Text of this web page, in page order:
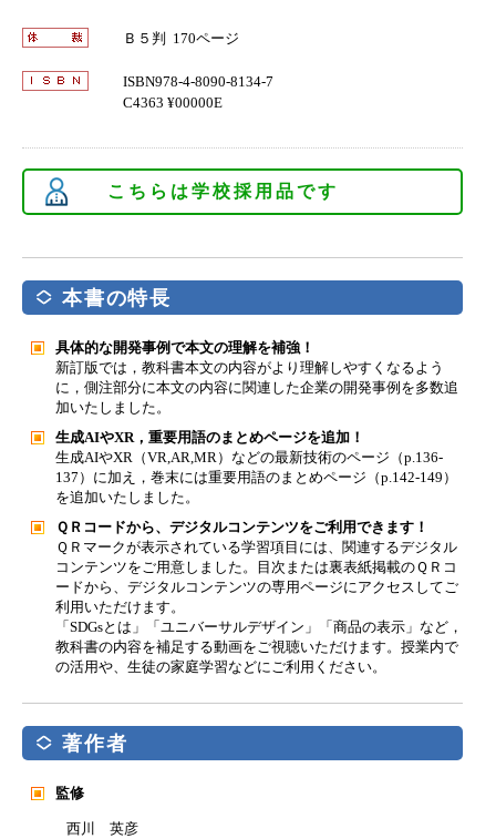
Ｂ５判 170ページ
ISBN978-4-8090-8134-7
C4363 ¥00000E
こちらは学校採用品です
本書の特長
具体的な開発事例で本文の理解を補強！
新訂版では，教科書本文の内容がより理解しやすくなるよう
に，側注部分に本文の内容に関連した企業の開発事例を多数追
加いたしました。
生成AIやXR，重要用語のまとめページを追加！
生成AIやXR（VR,AR,MR）などの最新技術のページ（p.136-
137）に加え，巻末には重要用語のまとめページ（p.142-149）
を追加いたしました。
ＱＲコードから、デジタルコンテンツをご利用できます！
ＱＲマークが表示されている学習項目には、関連するデジタル
コンテンツをご用意しました。目次または裏表紙掲載のＱＲコ
ードから、デジタルコンテンツの専用ページにアクセスしてご
利用いただけます。
「SDGsとは」「ユニバーサルデザイン」「商品の表示」など，
教科書の内容を補足する動画をご視聴いただけます。授業内で
の活用や、生徒の家庭学習などにご利用ください。
著作者
監修
西川 英彦